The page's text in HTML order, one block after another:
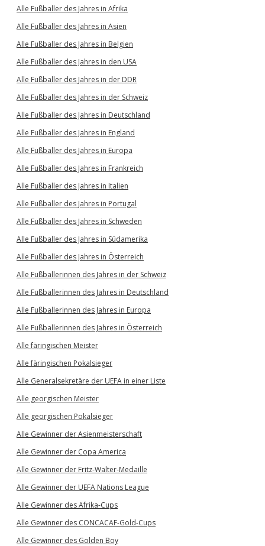
Alle Fußballer des Jahres in Afrika
Alle Fußballer des Jahres in Asien
Alle Fußballer des Jahres in Belgien
Alle Fußballer des Jahres in den USA
Alle Fußballer des Jahres in der DDR
Alle Fußballer des Jahres in der Schweiz
Alle Fußballer des Jahres in Deutschland
Alle Fußballer des Jahres in England
Alle Fußballer des Jahres in Europa
Alle Fußballer des Jahres in Frankreich
Alle Fußballer des Jahres in Italien
Alle Fußballer des Jahres in Portugal
Alle Fußballer des Jahres in Schweden
Alle Fußballer des Jahres in Südamerika
Alle Fußballer des Jahres in Österreich
Alle Fußballerinnen des Jahres in der Schweiz
Alle Fußballerinnen des Jahres in Deutschland
Alle Fußballerinnen des Jahres in Europa
Alle Fußballerinnen des Jahres in Österreich
Alle färingischen Meister
Alle färingischen Pokalsieger
Alle Generalsekretäre der UEFA in einer Liste
Alle georgischen Meister
Alle georgischen Pokalsieger
Alle Gewinner der Asienmeisterschaft
Alle Gewinner der Copa America
Alle Gewinner der Fritz-Walter-Medaille
Alle Gewinner der UEFA Nations League
Alle Gewinner des Afrika-Cups
Alle Gewinner des CONCACAF-Gold-Cups
Alle Gewinner des Golden Boy